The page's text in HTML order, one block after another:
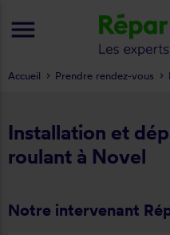
Installation et
roulant à Novel
Notre intervenant
Accueil Prendre rendez-vous
menu